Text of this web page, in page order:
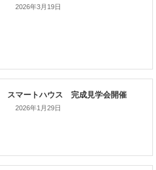
2026年3月19日
2026年1月29日